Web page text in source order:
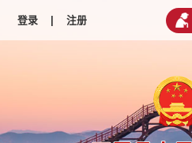
登录 | 注册